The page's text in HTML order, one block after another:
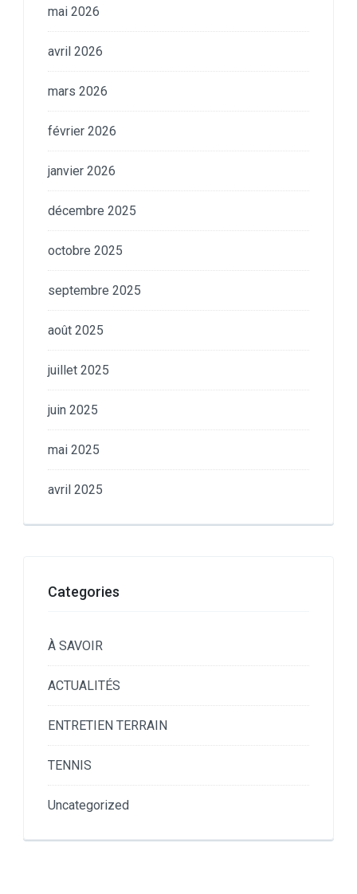
mai 2026
avril 2026
mars 2026
février 2026
janvier 2026
décembre 2025
octobre 2025
septembre 2025
août 2025
juillet 2025
juin 2025
mai 2025
avril 2025
Categories
À SAVOIR
ACTUALITÉS
ENTRETIEN TERRAIN
TENNIS
Uncategorized